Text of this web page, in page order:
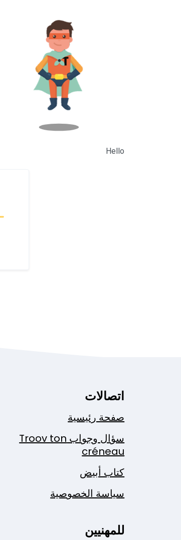
Hello
اتصالات
صفحة رئيسية
سؤال وجواب Troov ton
créneau
كتاب أبيض
سياسة الخصوصية
للمهنيين